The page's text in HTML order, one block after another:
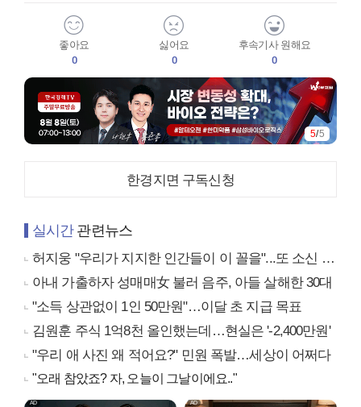
좋아요
0
싫어요
0
후속기사 원해요
0
5/5
한경지면 구독신청
실시간관련뉴스
허지웅 "우리가 지지한 인간들이 이 꼴을"...또 소신 발언
아내 가출하자 성매매女 불러 음주, 아들 살해한 30대
"소득 상관없이 1인 50만원"…이달 초 지급 목표
김원훈 주식 1억8천 올인했는데…현실은 '-2,400만원'
"우리 애 사진 왜 적어요?" 민원 폭발…세상이 어쩌다
"오래 참았죠? 자, 오늘이 그날이에요.."